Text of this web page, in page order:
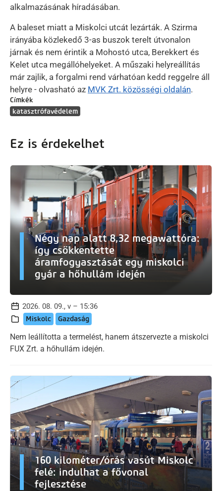
alkalmazásának híradásában.
A baleset miatt a Miskolci utcát lezárták. A Szirma
irányába közlekedő 3-as buszok terelt útvonalon
járnak és nem érintik a Mohostó utca, Berekkert és
Kelet utca megállóhelyeket. A műszaki helyreállítás
már zajlik, a forgalmi rend várhatóan kedd reggelre áll
helyre - olvasható az MVK Zrt. közösségi oldalán.
Címkék
katasztrófavédelem
Ez is érdekelhet
Négy nap alatt 8,32 megawattóra:
így csökkentette
áramfogyasztását egy miskolci
gyár a hőhullám idején
2026. 08. 09., v – 15:36
Miskolc Gazdaság
Nem leállította a termelést, hanem átszervezte a miskolci
FUX Zrt. a hőhullám idején.
160 kilométer/órás vasút Miskolc
felé: indulhat a fővonal
fejlesztése